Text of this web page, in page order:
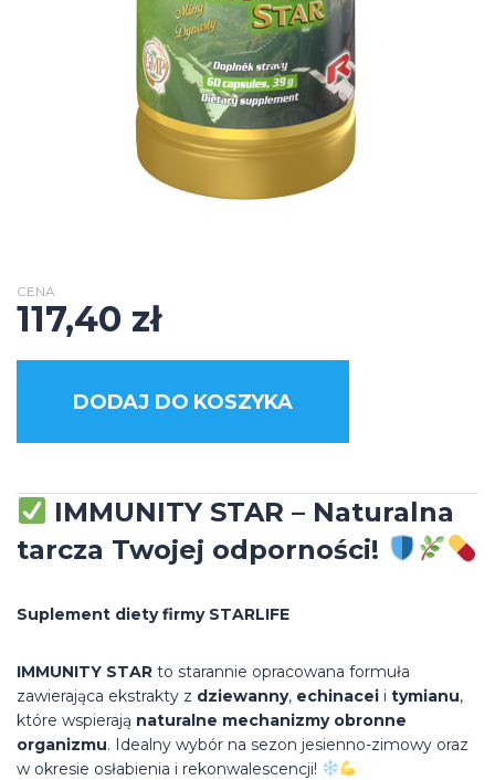
CENA
117,40 zł
DODAJ DO KOSZYKA
IMMUNITY STAR – Naturalna
tarcza Twojej odporności!
Suplement diety firmy STARLIFE
IMMUNITY STAR to starannie opracowana formuła
zawierająca ekstrakty z dziewanny, echinacei i tymianu,
które wspierają naturalne mechanizmy obronne
organizmu. Idealny wybór na sezon jesienno-zimowy oraz
w okresie osłabienia i rekonwalescencji!